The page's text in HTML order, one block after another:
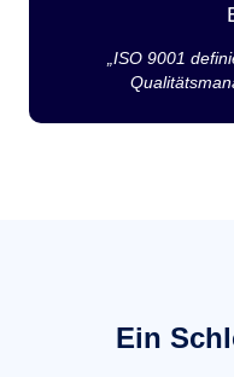
„ISO 9001
Ein